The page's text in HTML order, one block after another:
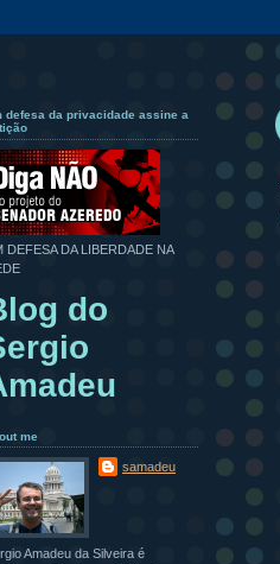
defesa da privacidade assine a
DEFESA DA LIBERDADE NA
do
me
samadeu
Amadeu da Silveira é